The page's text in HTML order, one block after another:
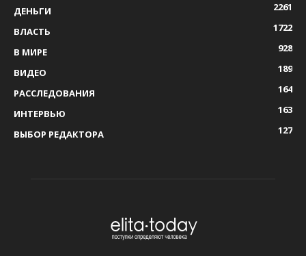
ДЕНЬГИ
2261
ВЛАСТЬ
1722
В МИРЕ
928
ВИДЕО
189
РАССЛЕДОВАНИЯ
164
ИНТЕРВЬЮ
163
ВЫБОР РЕДАКТОРА
127